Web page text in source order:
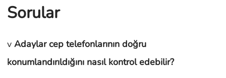
Sorular
v Adaylar cep telefonlarının doğru
konumlandırıldığını nasıl kontrol edebilir?